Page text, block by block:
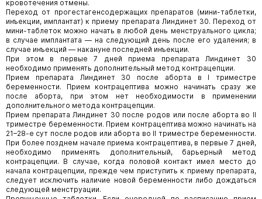
кровотечения отмены.
Переход от прогестагенсодержащих препаратов (мини-таблетки,
инъекции, имплантат) к приему препарата Линдинет 30. Переход от
мини-таблеток можно начать в любой день менструального цикла;
в случае имплантата — на следующий день после его удаления; в
случае инъекций — накануне последней инъекции.
При этом в первые 7 дней приема препарата Линдинет 30
необходимо применять дополнительный метод контрацепции.
Прием препарата Линдинет 30 после аборта в I триместре
беременности. Прием контрацептива можно начинать сразу же
после аборта, при этом нет необходимости в применении
дополнительного метода контрацепции.
Прием препарата Линдинет 30 после родов или после аборта во II
триместре беременности. Прием контрацептива можно начинать на
21–28-е сут после родов или аборта во II триместре беременности.
При более позднем начале приема контрацептива, в первые 7 дней,
необходимо применять дополнительный, барьерный метод
контрацепции. В случае, когда половой контакт имел место до
начала контрацепции, прежде чем приступить к приему препарата,
следует исключить наличие новой беременности либо дождаться
следующей менструации.